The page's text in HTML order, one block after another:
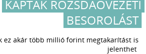
KAPTAK ROZSDAÖVEZETI
BESOROLÁST
ez akár több millió forint megtakarítást is
jelenthet